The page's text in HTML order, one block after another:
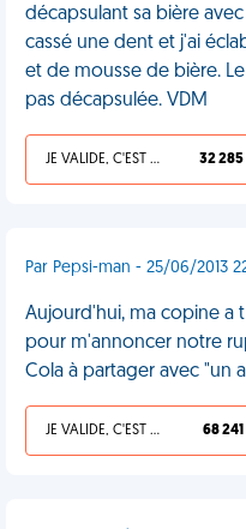
décapsulant sa bière
cassé une dent et j'ai
et de mousse de bière.
pas décapsulée. VDM
JE VALIDE, C'EST UNE VDM 32 285
Par Pepsi-man - 25/06/2013
Aujourd'hui, ma copine a
pour m'annoncer notre
Cola à partager avec "un
JE VALIDE, C'EST UNE VDM 68 241